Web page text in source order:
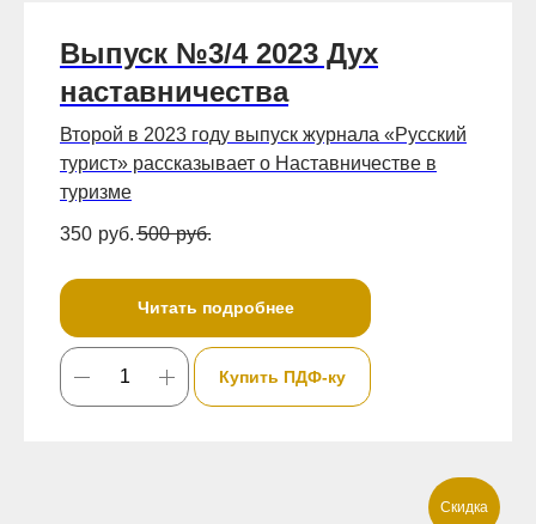
Выпуск №3/4 2023 Дух
наставничества
Второй в 2023 году выпуск журнала «Русский
турист» рассказывает о Наставничестве в
туризме
350 руб. 500 руб.
Читать подробнее
Купить ПДФ-ку
Скидка